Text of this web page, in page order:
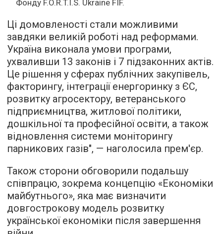
Фонду F.O.R.T.I.S. Ukraine FIF.
Ці домовленості стали можливими
завдяки великій роботі над реформами.
Україна виконала умови програми,
ухваливши 13 законів і 7 підзаконних актів.
Це рішення у сферах публічних закупівель,
факторингу, інтеграції енергоринку з ЄС,
розвитку агросектору, ветеранського
підприємництва, житлової політики,
дошкільної та професійної освіти, а також
відновлення системи моніторингу
парникових газів", — наголосила прем'єр.
Також сторони обговорили подальшу
співпрацю, зокрема концепцію «Економіки
майбутнього», яка має визначити
довгострокову модель розвитку
української економіки після завершення